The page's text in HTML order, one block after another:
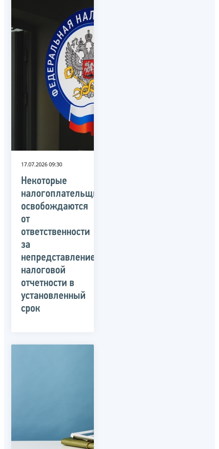
17.07.2026 09:30
Некоторые
налогоплательщики
освобождаются
от
ответственности
за
непредставление
налоговой
отчетности в
установленный
срок